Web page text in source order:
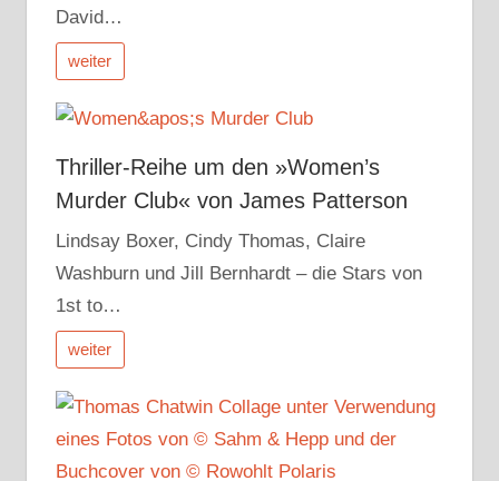
David…
weiter
Thriller-Reihe um den »Women’s
Murder Club« von James Patterson
Lindsay Boxer, Cindy Thomas, Claire
Washburn und Jill Bernhardt – die Stars von
1st to…
weiter